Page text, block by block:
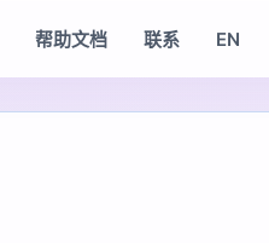
帮助文档 联系 EN